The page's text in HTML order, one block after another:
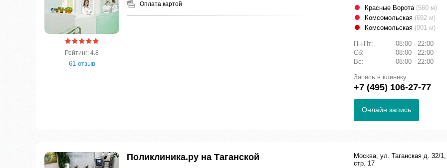
Рейтинг: 4.8
61 отзыв
Оплата картой
Красные Ворота (560 м)
Комсомольская (692 м)
Комсомольская (901 м)
Пн-Пт:
08:00 - 22:00
Сб:
08:00 - 22:00
Вс:
08:00 - 22:00
Запись в клинику:
+7 (495) 106-27-77
Онлайн запись
Поликлиника.ру на Таганской
Москва, ул. Таганская д. 32/1,
стр. 17